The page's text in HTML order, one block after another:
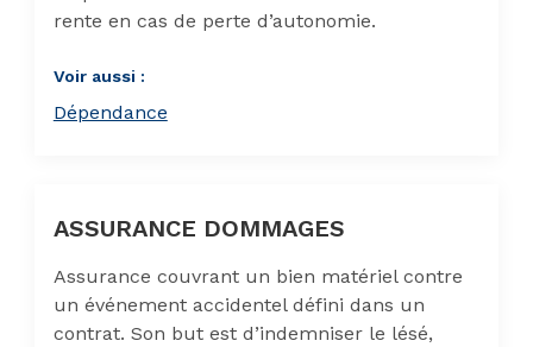
rente en cas de perte d’autonomie.
Voir aussi :
Dépendance
ASSURANCE DOMMAGES
Assurance couvrant un bien matériel contre
un événement accidentel défini dans un
contrat. Son but est d’indemniser le lésé,